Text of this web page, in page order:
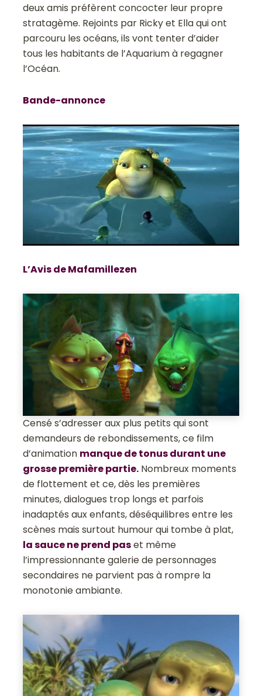
deux amis préfèrent concocter leur propre
stratagème. Rejoints par Ricky et Ella qui ont
parcouru les océans, ils vont tenter d’aider
tous les habitants de l’Aquarium à regagner
l’Océan.
Bande-annonce
L’Avis de Mafamillezen
Censé s’adresser aux plus petits qui sont
demandeurs de rebondissements, ce film
d’animation manque de tonus durant une
grosse première partie. Nombreux moments
de flottement et ce, dès les premières
minutes, dialogues trop longs et parfois
inadaptés aux enfants, déséquilibres entre les
scènes mais surtout humour qui tombe à plat,
la sauce ne prend paset même
l’impressionnante galerie de personnages
secondaires ne parvient pas à rompre la
monotonie ambiante.